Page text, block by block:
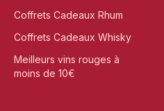
Coffrets Cadeaux Rhum
Coffrets Cadeaux Whisky
Meilleurs vins rouges à
moins de 10€